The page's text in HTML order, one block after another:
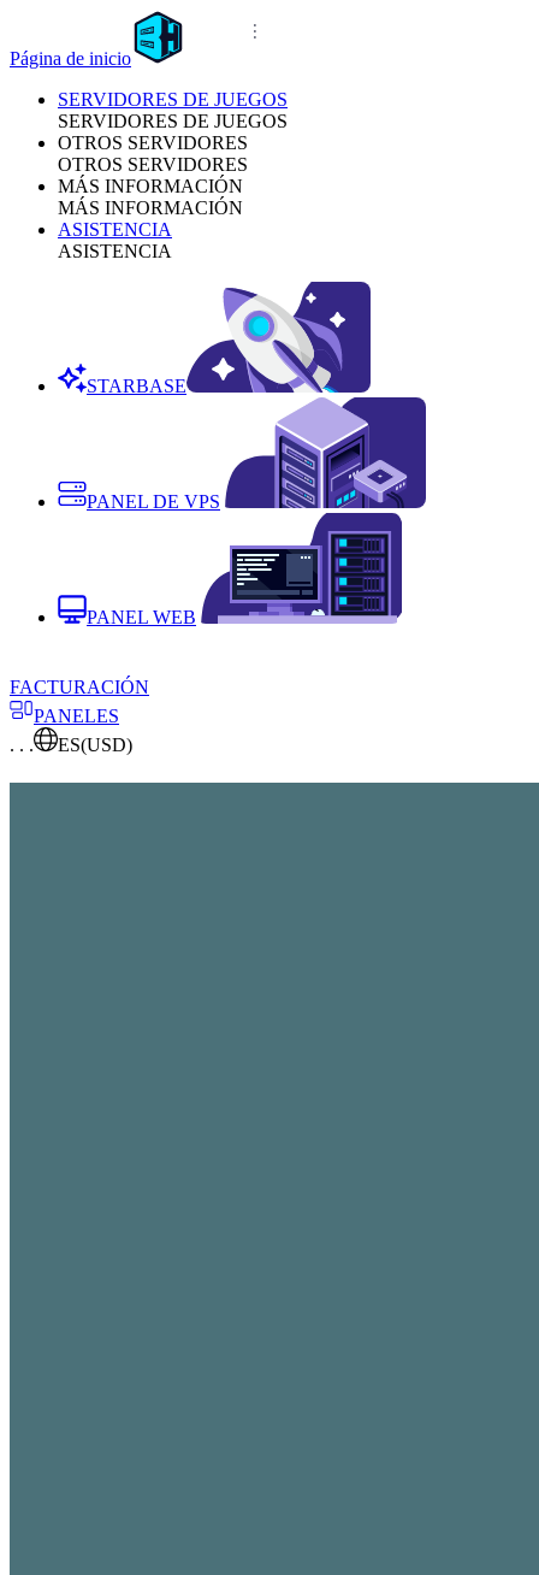
Página de inicio
SERVIDORES DE JUEGOS
SERVIDORES DE JUEGOS
OTROS SERVIDORES
OTROS SERVIDORES
MÁS INFORMACIÓN
MÁS INFORMACIÓN
ASISTENCIA
ASISTENCIA
STARBASE
PANEL DE VPS
PANEL WEB
FACTURACIÓN
PANELES
. . .
ES(USD)